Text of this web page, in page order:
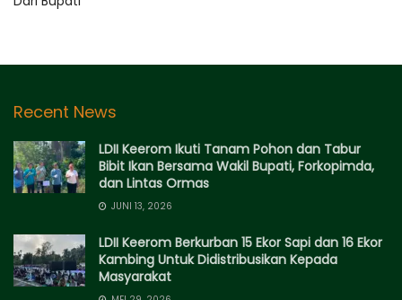
Recent News
LDII Keerom Ikuti Tanam Pohon dan Tabur
Bibit Ikan Bersama Wakil Bupati, Forkopimda,
dan Lintas Ormas
JUNI 13, 2026
LDII Keerom Berkurban 15 Ekor Sapi dan 16 Ekor
Kambing Untuk Didistribusikan Kepada
Masyarakat